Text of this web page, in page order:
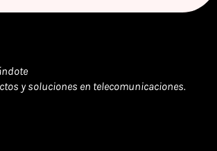
y soluciones en telecomunicaciones.